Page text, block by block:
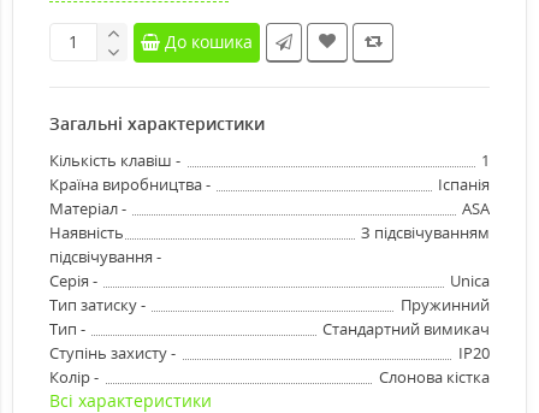
До кошика
Загальні характеристики
Кількість клавіш -
1
Країна виробництва -
Іспанія
Матеріал -
ASA
Наявність
підсвічування -
З підсвічуванням
Серія -
Unica
Тип затиску -
Пружинний
Тип -
Стандартний вимикач
Ступінь захисту -
IP20
Колір -
Слонова кістка
Всі характеристики